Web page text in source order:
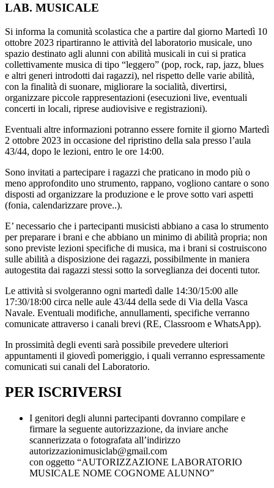
LAB. MUSICALE
Si informa la comunità scolastica che a partire dal giorno Martedì 10
ottobre 2023 ripartiranno le attività del laboratorio musicale, uno
spazio destinato agli alunni con abilità musicali in cui si pratica
collettivamente musica di tipo “leggero” (pop, rock, rap, jazz, blues
e altri generi introdotti dai ragazzi), nel rispetto delle varie abilità,
con la finalità di suonare, migliorare la socialità, divertirsi,
organizzare piccole rappresentazioni (esecuzioni live, eventuali
concerti in locali, riprese audiovisive e registrazioni).
Eventuali altre informazioni potranno essere fornite il giorno Martedì
2 ottobre 2023 in occasione del ripristino della sala presso l’aula
43/44, dopo le lezioni, entro le ore 14:00.
Sono invitati a partecipare i ragazzi che praticano in modo più o
meno approfondito uno strumento, rappano, vogliono cantare o sono
disposti ad organizzare la produzione e le prove sotto vari aspetti
(fonia, calendarizzare prove..).
E’ necessario che i partecipanti musicisti abbiano a casa lo strumento
per preparare i brani e che abbiano un minimo di abilità propria; non
sono previste lezioni specifiche di musica, ma i brani si costruiscono
sulle abilità a disposizione dei ragazzi, possibilmente in maniera
autogestita dai ragazzi stessi sotto la sorveglianza dei docenti tutor.
Le attività si svolgeranno ogni martedì dalle 14:30/15:00 alle
17:30/18:00 circa nelle aule 43/44 della sede di Via della Vasca
Navale. Eventuali modifiche, annullamenti, specifiche verranno
comunicate attraverso i canali brevi (RE, Classroom e WhatsApp).
In prossimità degli eventi sarà possibile prevedere ulteriori
appuntamenti il giovedì pomeriggio, i quali verranno espressamente
comunicati sui canali del Laboratorio.
PER ISCRIVERSI
I genitori degli alunni partecipanti dovranno compilare e
firmare la seguente autorizzazione, da inviare anche
scannerizzata o fotografata all’indirizzo
autorizzazionimusiclab@gmail.com
con oggetto “AUTORIZZAZIONE LABORATORIO
MUSICALE NOME COGNOME ALUNNO”